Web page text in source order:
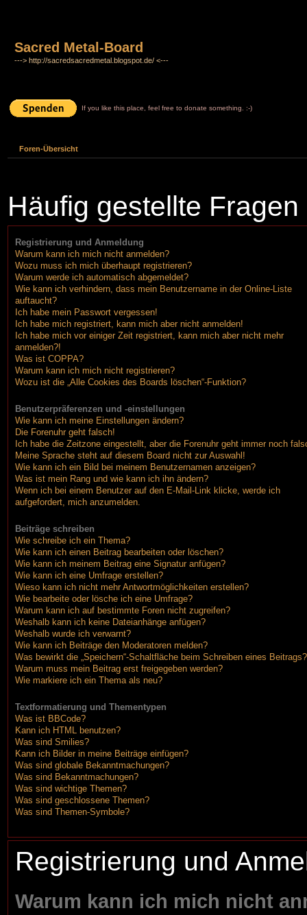
Sacred Metal-Board
---> http://sacredsacredmetal.blogspot.de/ <---
If you like this place, feel free to donate something. :-)
Foren-Übersicht
Häufig gestellte Fragen
Registrierung und Anmeldung
Warum kann ich mich nicht anmelden?
Wozu muss ich mich überhaupt registrieren?
Warum werde ich automatisch abgemeldet?
Wie kann ich verhindern, dass mein Benutzername in der Online-Liste
auftaucht?
Ich habe mein Passwort vergessen!
Ich habe mich registriert, kann mich aber nicht anmelden!
Ich habe mich vor einiger Zeit registriert, kann mich aber nicht mehr
anmelden?!
Was ist COPPA?
Warum kann ich mich nicht registrieren?
Wozu ist die „Alle Cookies des Boards löschen“-Funktion?
Benutzerpräferenzen und -einstellungen
Wie kann ich meine Einstellungen ändern?
Die Forenuhr geht falsch!
Ich habe die Zeitzone eingestellt, aber die Forenuhr geht immer noch
Meine Sprache steht auf diesem Board nicht zur Auswahl!
Wie kann ich ein Bild bei meinem Benutzernamen anzeigen?
Was ist mein Rang und wie kann ich ihn ändern?
Wenn ich bei einem Benutzer auf den E-Mail-Link klicke, werde ich
aufgefordert, mich anzumelden.
Beiträge schreiben
Wie schreibe ich ein Thema?
Wie kann ich einen Beitrag bearbeiten oder löschen?
Wie kann ich meinem Beitrag eine Signatur anfügen?
Wie kann ich eine Umfrage erstellen?
Wieso kann ich nicht mehr Antwortmöglichkeiten erstellen?
Wie bearbeite oder lösche ich eine Umfrage?
Warum kann ich auf bestimmte Foren nicht zugreifen?
Weshalb kann ich keine Dateianhänge anfügen?
Weshalb wurde ich verwarnt?
Wie kann ich Beiträge den Moderatoren melden?
Was bewirkt die „Speichern“-Schaltfläche beim Schreiben eines Beitrags?
Warum muss mein Beitrag erst freigegeben werden?
Wie markiere ich ein Thema als neu?
Textformatierung und Thementypen
Was ist BBCode?
Kann ich HTML benutzen?
Was sind Smilies?
Kann ich Bilder in meine Beiträge einfügen?
Was sind globale Bekanntmachungen?
Was sind Bekanntmachungen?
Was sind wichtige Themen?
Was sind geschlossene Themen?
Was sind Themen-Symbole?
Registrierung und
Warum kann ich mich nicht